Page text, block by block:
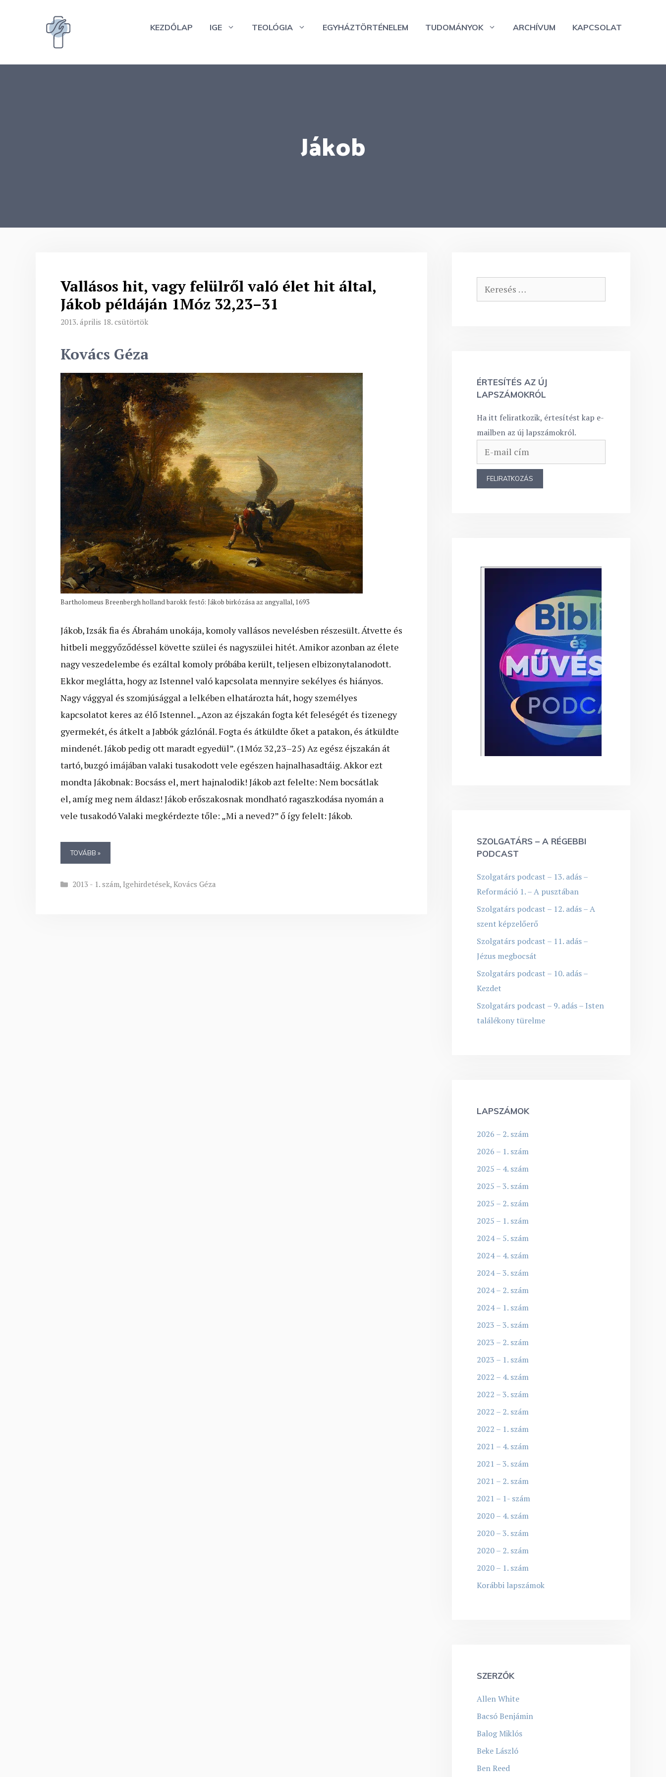
KEZDŐLAP IGE TEOLÓGIA EGYHÁZTÖRTÉNELEM TUDOMÁNYOK ARCHÍVUM KAPCSOLAT
Jákob
Vallásos hit, vagy felülről való élet hit által,
Jákob példáján 1Móz 32,23–31
2013. április 18. csütörtök
Kovács Géza
Bartholomeus Breenbergh holland barokk festő: Jákob birkózása az angyallal, 1693
Jákob, Izsák fia és Ábrahám unokája, komoly vallásos nevelésben részesült. Átvette és
hitbeli meggyőződéssel követte szülei és nagyszülei hitét. Amikor azonban az élete
nagy veszedelembe és ezáltal komoly próbába került, teljesen elbizonytalanodott.
Ekkor meglátta, hogy az Istennel való kapcsolata mennyire sekélyes és hiányos.
Nagy vággyal és szomjúsággal a lelkében elhatározta hát, hogy személyes
kapcsolatot keres az élő Istennel. „Azon az éjszakán fogta két feleségét és tizenegy
gyermekét, és átkelt a Jabbók gázlónál. Fogta és átküldte őket a patakon, és átküldte
mindenét. Jákob pedig ott maradt egyedül”. (1Móz 32,23–25) Az egész éjszakán át
tartó, buzgó imájában valaki tusakodott vele egészen hajnalhasadtáig. Akkor ezt
mondta Jákobnak: Bocsáss el, mert hajnalodik! Jákob azt felelte: Nem bocsátlak
el, amíg meg nem áldasz! Jákob erőszakosnak mondható ragaszkodása nyomán a
vele tusakodó Valaki megkérdezte tőle: „Mi a neved?” ő így felelt: Jákob.
TOVÁBB »
Kategória
2013 - 1. szám,Igehirdetések,Kovács Géza
Keresés:
ÉRTESÍTÉS AZ ÚJ
LAPSZÁMOKRÓL
Ha itt feliratkozik, értesítést kap e-
mailben az új lapszámokról.
SZOLGATÁRS – A RÉGEBBI
PODCAST
Szolgatárs podcast – 13. adás –
Reformáció 1. – A pusztában
Szolgatárs podcast – 12. adás – A
szent képzelőerő
Szolgatárs podcast – 11. adás –
Jézus megbocsát
Szolgatárs podcast – 10. adás –
Kezdet
Szolgatárs podcast – 9. adás – Isten
találékony türelme
LAPSZÁMOK
2026 – 2. szám
2026 – 1. szám
2025 – 4. szám
2025 – 3. szám
2025 – 2. szám
2025 – 1. szám
2024 – 5. szám
2024 – 4. szám
2024 – 3. szám
2024 – 2. szám
2024 – 1. szám
2023 – 3. szám
2023 – 2. szám
2023 – 1. szám
2022 – 4. szám
2022 – 3. szám
2022 – 2. szám
2022 – 1. szám
2021 – 4. szám
2021 – 3. szám
2021 – 2. szám
2021 – 1- szám
2020 – 4. szám
2020 – 3. szám
2020 – 2. szám
2020 – 1. szám
Korábbi lapszámok
SZERZŐK
Allen White
Bacsó Benjámin
Balog Miklós
Beke László
Ben Reed